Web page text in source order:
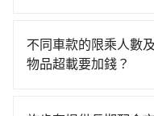
分鐘在轉乘與等車上
果你是三人以下要乘
大的七人座或九人座
病的就是車況，打開
市區到Four Points
黃可能較為便宜，但
前往Four Points by
註加點。每個加點位
不同車款的限乘人數
物品超載要加錢？